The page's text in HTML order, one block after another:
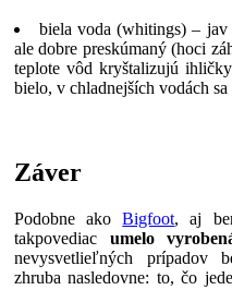
biela voda (whitings) –
ale dobre preskúmaný (hoci
teplote vôd kryštalizujú
bielo, v chladnejších vodách
Záver
Podobne akoBigfoot, aj
takpovediac umelo
nevysvetlieľných prípadov
zhruba nasledovne: to, čo